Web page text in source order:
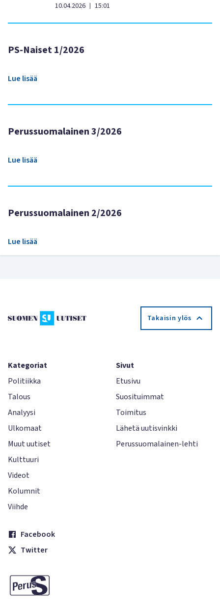
10.04.2026 | 15:01
PS-Naiset 1/2026
Lue lisää
Perussuomalainen 3/2026
Lue lisää
Perussuomalainen 2/2026
Lue lisää
Takaisin ylös
Kategoriat
Politiikka
Talous
Analyysi
Ulkomaat
Muut uutiset
Kulttuuri
Videot
Kolumnit
Viihde
Sivut
Etusivu
Suosituimmat
Toimitus
Lähetä uutisvinkki
Perussuomalainen-lehti
Facebook
Twitter